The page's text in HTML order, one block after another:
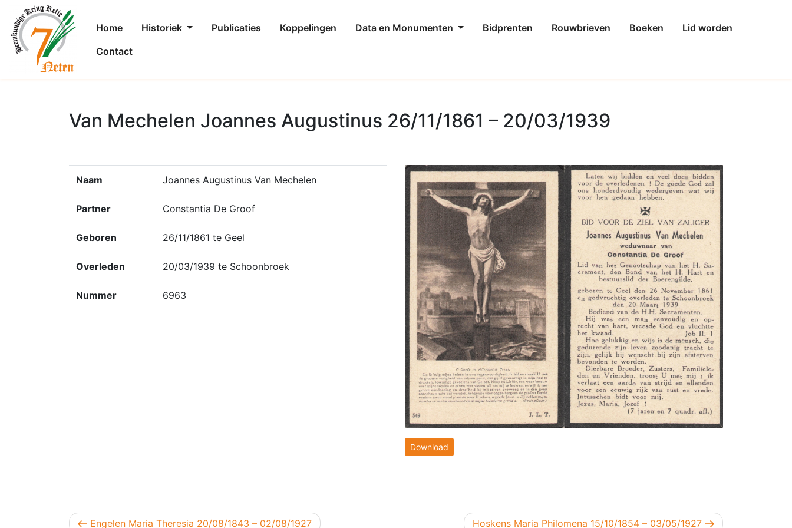
Home Historiek Publicaties Koppelingen Data en Monumenten Bidprenten Rouwbrieven Boeken
Lid worden
Contact
Van Mechelen Joannes Augustinus 26/11/1861 – 20/03/1939
Naam Joannes Augustinus Van Mechelen
Partner Constantia De Groof
Geboren 26/11/1861 te Geel
Overleden 20/03/1939 te Schoonbroek
Nummer 6963
Download
Berichtnavigatie
Vorig bericht
Engelen Maria Theresia 20/08/1843 – 02/08/1927 Volgend bericht
Hoskens Maria Philomena 15/10/1854 – 03/05/1927